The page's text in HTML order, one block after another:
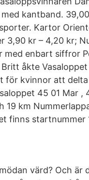
kantband.
Kartor
3,90 kr – 4,20 kr;
enbart siffror
åkte Vasaloppet
för kvinnor att delta
45 01 Mar ,
19 km
finns startnummer
värd? Och är